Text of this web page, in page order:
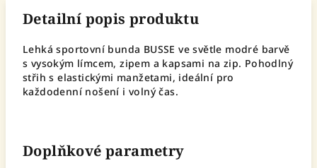
Detailní popis produktu
Lehká sportovní bunda BUSSE ve světle modré barvě
s vysokým límcem, zipem a kapsami na zip. Pohodlný
střih s elastickými manžetami, ideální pro
každodenní nošení i volný čas.
Doplňkové parametry